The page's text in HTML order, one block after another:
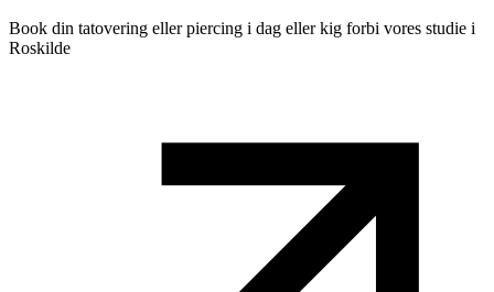
Book din tatovering eller piercing i dag eller kig forbi vores studie i
Roskilde